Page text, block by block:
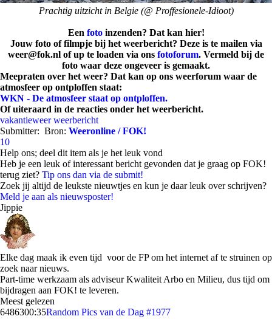
Prachtig uitzicht in Belgie (@ Proffesionele-Idioot)
Een fotoinzenden? Dat kan hier!
Jouw foto of filmpje bij het weerbericht? Deze is te mailen via
weer@fok.nl of up te loaden via ons fotoforum. Vermeld bij de
foto waar deze ongeveer is gemaakt.
Meepraten over het weer? Dat kan op ons weerforum waar de
atmosfeer op ontploffen staat:
WKN - De atmosfeer staat op ontploffen.
Of uiteraard in de reacties onder het weerbericht.
vakantieweer weerbericht
Submitter: Bron: Weeronline / FOK!
10
Help ons; deel dit item als je het leuk vond
Heb je een leuk of interessant bericht gevonden dat je graag op FOK!
terug ziet? Tip ons dan via de submit!
Zoek jij altijd de leukste nieuwtjes en kun je daar leuk over schrijven?
Meld je aan als nieuwsposter!
Jippie
Elke dag maak ik even tijd voor de FP om het internet af te struinen op
zoek naar nieuws.
Part-time werkzaam als adviseur Kwaliteit Arbo en Milieu, dus tijd om
bijdragen aan FOK! te leveren.
Meest gelezen
6486300:35Random Pics van de Dag #1977